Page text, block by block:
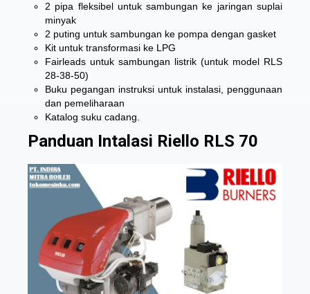
2 pipa fleksibel untuk sambungan ke jaringan suplai
minyak
2 puting untuk sambungan ke pompa dengan gasket
Kit untuk transformasi ke LPG
Fairleads untuk sambungan listrik (untuk model RLS
28-38-50)
Buku pegangan instruksi untuk instalasi, penggunaan
dan pemeliharaan
Katalog suku cadang.
Panduan Intalasi Riello RLS 70